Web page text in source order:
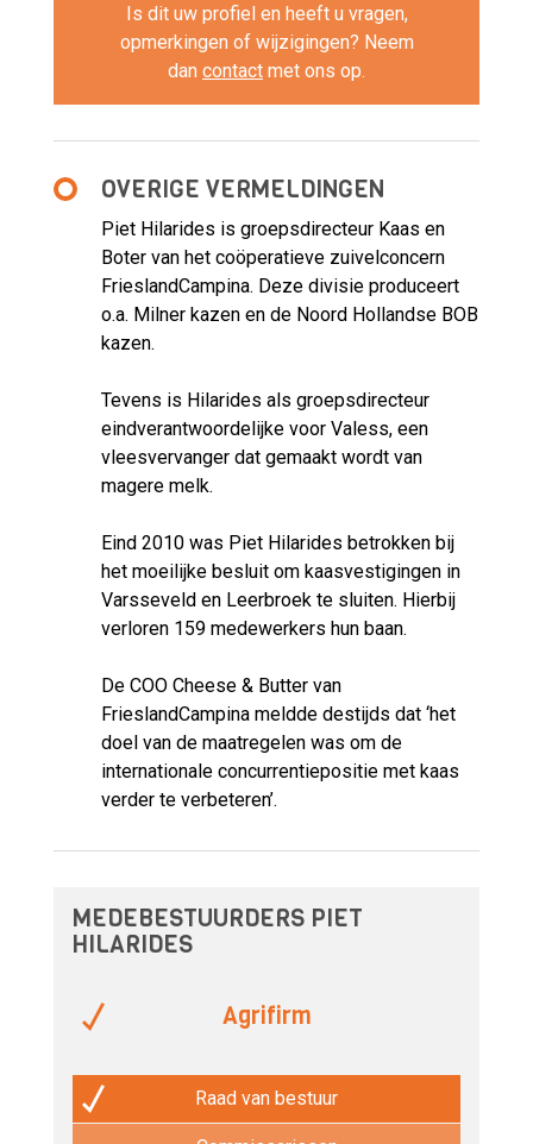
Is dit uw profiel en heeft u vragen,
opmerkingen of wijzigingen? Neem
dan contact met ons op.
OVERIGE VERMELDINGEN
Piet Hilarides is groepsdirecteur Kaas en
Boter van het coöperatieve zuivelconcern
FrieslandCampina. Deze divisie produceert
o.a. Milner kazen en de Noord Hollandse BOB
kazen.
Tevens is Hilarides als groepsdirecteur
eindverantwoordelijke voor Valess, een
vleesvervanger dat gemaakt wordt van
magere melk.
Eind 2010 was Piet Hilarides betrokken bij
het moeilijke besluit om kaasvestigingen in
Varsseveld en Leerbroek te sluiten. Hierbij
verloren 159 medewerkers hun baan.
De COO Cheese & Butter van
FrieslandCampina meldde destijds dat ‘het
doel van de maatregelen was om de
internationale concurrentiepositie met kaas
verder te verbeteren’.
MEDEBESTUURDERS PIET
HILARIDES
Agrifirm
Raad van bestuur